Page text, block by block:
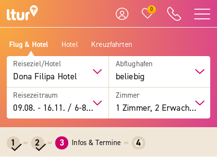
0
Flug & Hotel Hotel Kreuzfahrten
Reiseziel/Hotel
Dona Filipa Hotel
Abflughafen
beliebig
Reisezeitraum
09.08. -16.11. / 6-8 Tage
Zimmer
1 Zimmer, 2 Erwachsene
1 2 3 Infos & Termine 4